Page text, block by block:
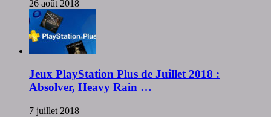
26 août 2018
Jeux PlayStation Plus de Juillet 2018 :
Absolver, Heavy Rain …
7 juillet 2018